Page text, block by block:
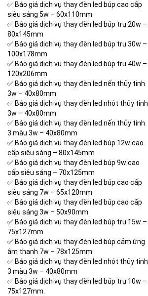
✅ Báo giá dịch vụ thay đèn led búp cao cấp
siêu sáng 5w – 60x110mm
✅ Báo giá dịch vụ thay đèn led búp trụ 20w –
80x145mm
✅ Báo giá dịch vụ thay đèn led búp trụ 30w –
100x178mm
✅ Báo giá dịch vụ thay đèn led búp trụ 40w –
120x206mm
✅ Báo giá dịch vụ thay đèn led nến thủy tinh
3w – 40x80mm
✅ Báo giá dịch vụ thay đèn led nhót thủy tinh
3w – 40x80mm
✅ Báo giá dịch vụ thay đèn led nến thủy tinh
3 màu 3w – 40x80mm
✅ Báo giá dịch vụ thay đèn led búp 12w cao
cấp siêu sáng – 80x145mm
✅ Báo giá dịch vụ thay đèn led búp 9w cao
cấp siêu sáng – 70x125mm
✅ Báo giá dịch vụ thay đèn led búp cao cấp
siêu sáng 7w – 65x120mm
✅ Báo giá dịch vụ thay đèn led búp cao cấp
siêu sáng 3w – 50x90mm
✅ Báo giá dịch vụ thay đèn led búp trụ 15w –
75x127mm
✅ Báo giá dịch vụ thay đèn led búp cảm ứng
âm thanh 7w – 78x125mm
✅ Báo giá dịch vụ thay đèn led nhót thủy tinh
3 màu 3w – 40x80mm
✅ Báo giá dịch vụ thay đèn led búp trụ 10w –
75x127mm.